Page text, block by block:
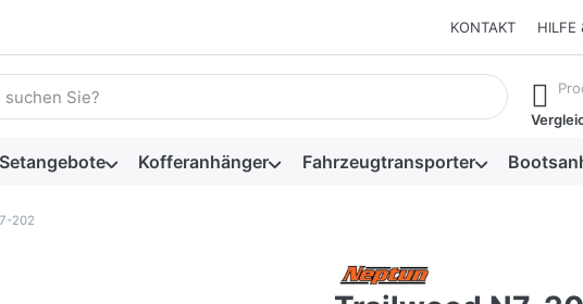
KONTAKT HILFE
Suchbegriff ein. Während Sie tippen, erscheinen automatisch erste
Setangebote Kofferanhänger Fahrzeugtransporter
202